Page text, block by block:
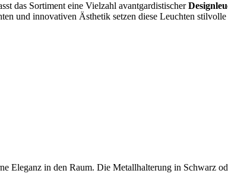
das Sortiment eine Vielzahl avantgardistischer
und innovativen Ästhetik setzen diese Leuchten
Eleganz in den Raum. Die Metallhalterung in Schwarz